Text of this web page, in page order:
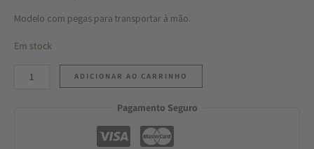
Modelo com pegas para transportar à mão.
Em stock
ADICIONAR AO CARRINHO
Pagamento Seguro